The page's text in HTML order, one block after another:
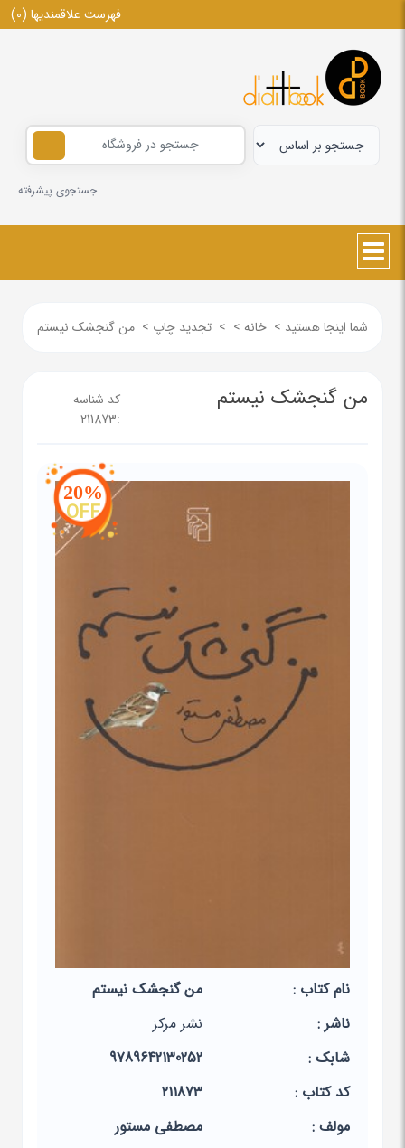
فهرست علاقمندیها (0)
جستجوی پیشرفته
شما اینجا هستید > خانه >
> تجدید چاپ > من گنجشک نیستم
من گنجشک نیستم
کد شناسه
:
211873
20%
OFF
نام کتاب :
من گنجشک نیستم
ناشر :
نشر مرکز
شابک :
9789642130252
کد کتاب :
211873
مولف :
مصطفی مستور